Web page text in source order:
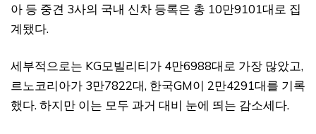
아 등 중견 3사의 국내 신차 등록은 총 10만9101대로 집
계됐다.
세부적으로는 KG모빌리티가 4만6988대로 가장 많았고,
르노코리아가 3만7822대, 한국GM이 2만4291대를 기록
했다. 하지만 이는 모두 과거 대비 눈에 띄는 감소세다.